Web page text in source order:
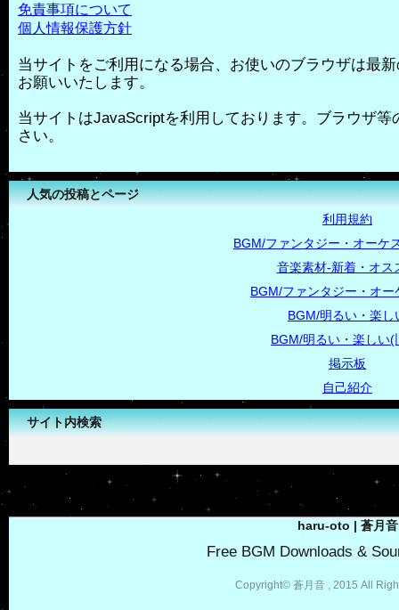
免責事項について
個人情報保護方針
当サイトをご利用になる場合、お使いのブラウザは最
お願いいたします。
当サイトはJavaScriptを利用しております。ブラウザ
さい。
人気の投稿とページ
利用規約
BGM/ファンタジー・オーケ
音楽素材-新着・オス
BGM/ファンタジー・オー
BGM/明るい・楽し
BGM/明るい・楽しい(
掲示板
自己紹介
サイト内検索
haru-oto | 蒼月音
Free BGM Downloads &
Copyright© 蒼月音 , 2015 All